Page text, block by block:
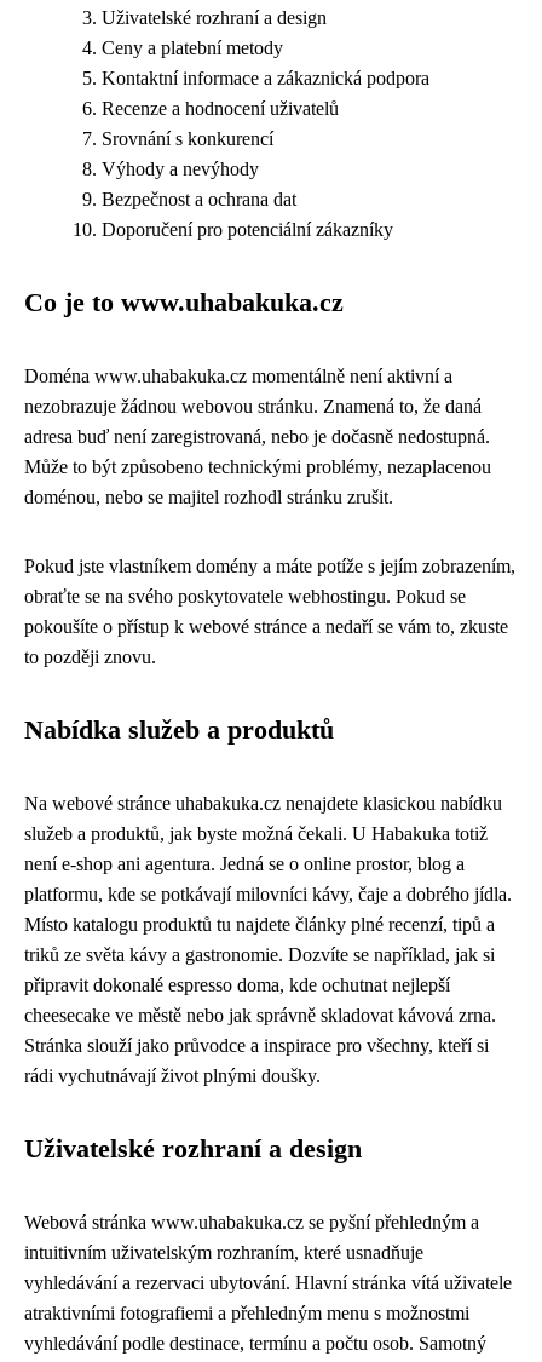
Uživatelské rozhraní a design
Ceny a platební metody
Kontaktní informace a zákaznická podpora
Recenze a hodnocení uživatelů
Srovnání s konkurencí
Výhody a nevýhody
Bezpečnost a ochrana dat
Doporučení pro potenciální zákazníky
Co je to www.uhabakuka.cz
Doména www.uhabakuka.cz momentálně není aktivní a
nezobrazuje žádnou webovou stránku. Znamená to, že daná
adresa buď není zaregistrovaná, nebo je dočasně nedostupná.
Může to být způsobeno technickými problémy, nezaplacenou
doménou, nebo se majitel rozhodl stránku zrušit.
Pokud jste vlastníkem domény a máte potíže s jejím zobrazením,
obraťte se na svého poskytovatele webhostingu. Pokud se
pokoušíte o přístup k webové stránce a nedaří se vám to, zkuste
to později znovu.
Nabídka služeb a produktů
Na webové stránce uhabakuka.cz nenajdete klasickou nabídku
služeb a produktů, jak byste možná čekali. U Habakuka totiž
není e-shop ani agentura. Jedná se o online prostor, blog a
platformu, kde se potkávají milovníci kávy, čaje a dobrého jídla.
Místo katalogu produktů tu najdete články plné recenzí, tipů a
triků ze světa kávy a gastronomie. Dozvíte se například, jak si
připravit dokonalé espresso doma, kde ochutnat nejlepší
cheesecake ve městě nebo jak správně skladovat kávová zrna.
Stránka slouží jako průvodce a inspirace pro všechny, kteří si
rádi vychutnávají život plnými doušky.
Uživatelské rozhraní a design
Webová stránka www.uhabakuka.cz se pyšní přehledným a
intuitivním uživatelským rozhraním, které usnadňuje
vyhledávání a rezervaci ubytování. Hlavní stránka vítá uživatele
atraktivními fotografiemi a přehledným menu s možnostmi
vyhledávání podle destinace, termínu a počtu osob. Samotný